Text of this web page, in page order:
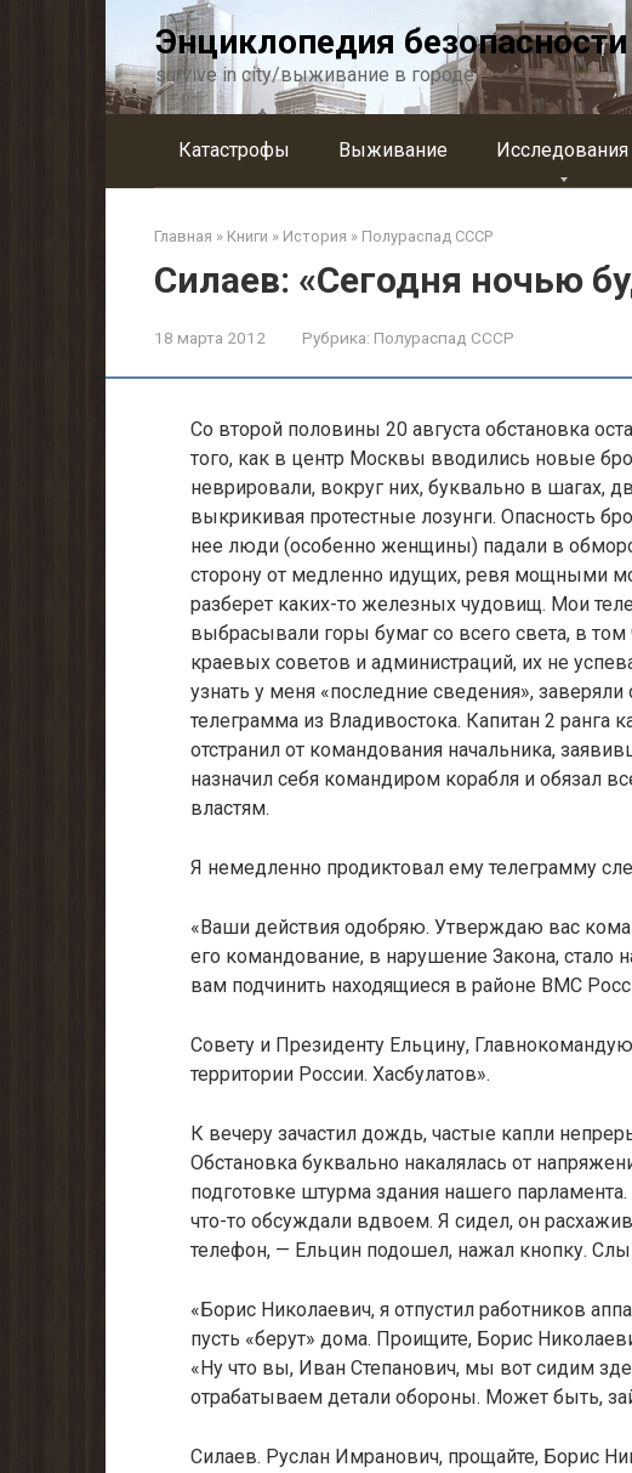
Энциклопедия безопасности
survive in city/выживание в городе
Катастрофы Выживание Исследования
Главная » Книги » История » Полураспад СССР
Силаев: «Сегодня ночью
18 марта 2012 Рубрика: Полураспад СССР
Со второй половины 20 августа обстановка
того, как в центр Москвы вводились новые
неврировали, вокруг них, буквально в шагах,
выкрикивая протестные лозунги. Опасность
нее люди (особенно женщины) падали в
сторону от медленно идущих, ревя мощными
разберет каких-то железных чудовищ. Мои
выбрасывали горы бумаг со всего света, в
краевых советов и администра­ций, их не
узнать у меня «последние сведения»,
телеграмма из Владивостока. Капитан 2 ранга
отстранил от командования начальника,
назначил себя командиром корабля и обязал
властям.
Я немедленно продиктовал ему телеграмму
«Ваши действия одобряю. Утверждаю вас
его командование, в нарушение За­кона,
вам под­чинить находящиеся в районе ВМС
Совету и Президенту Ельцину,
территории России. Хасбулатов».
К вечеру зачастил дождь, частые капли
Обстановка буквально накаля­лась от
под­готовке штурма здания нашего
что-то обсуждали вдвоем. Я сидел, он
телефон, — Ельцин подошел, нажал кнопку.
«Борис Николаевич, я отпустил работников
пусть «берут» дома. Проищите, Борис
«Ну что вы, Иван Степанович, мы вот сидим
отрабатываем детали обороны. Мо­жет быть,
Силаев. Руслан Имранович, прощайте, Борис